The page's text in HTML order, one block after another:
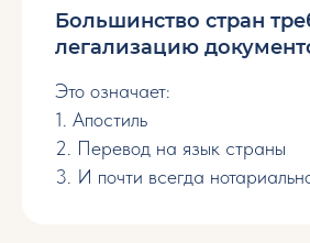
Большинство стран
легализацию
Это означает:
1. Апостиль
2. Перевод на язык страны
3. И почти всегда
7. Что делать, если часть
документов утеряна